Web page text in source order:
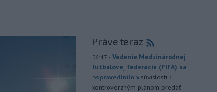
Práve teraz
06:47 - Vedenie Medzinárodnej
futbalovej federácie (FIFA) sa
ospravedlnilo v súvislosti s
kontroverzným plánom predať